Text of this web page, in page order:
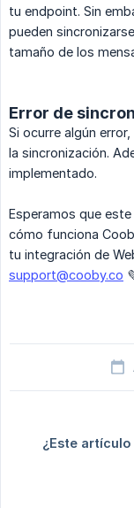
tu endpoint. Sin
pueden
tamaño de los
Error de
Si ocurre algún
la sincronización.
implementado.
Esperamos que
cómo funciona
tu integración de
support@cooby.co
¿Este